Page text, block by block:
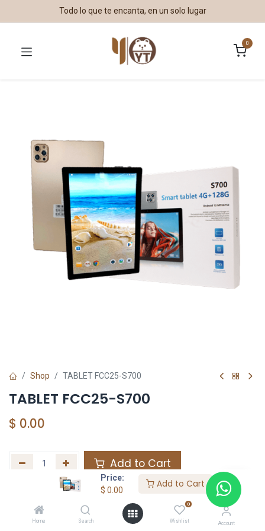
Price:
$ 0.00
Add to Cart
Home Search
0
Wishlist Account
Todo lo que te encanta, en un solo lugar
0
Shop TABLET FCC25-S700
TABLET FCC25-S700
$ 0.00
Add to Cart
Agregar a la lista de deseos
Share :